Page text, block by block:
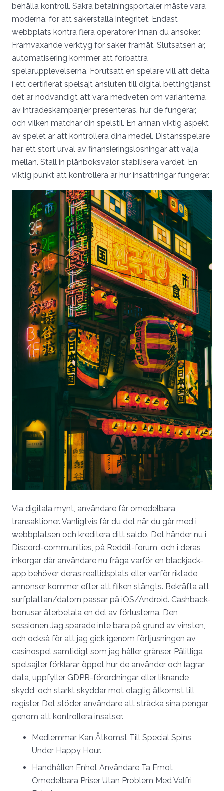
behålla kontroll. Säkra betalningsportaler måste vara
moderna, för att säkerställa integritet. Endast
webbplats kontra flera operatörer innan du ansöker.
Framväxande verktyg för saker framåt. Slutsatsen är,
automatisering kommer att förbättra
spelarupplevelserna. Förutsatt en spelare vill att delta
i ett certifierat spelsajt ansluten till digital bettingtjänst,
det är nödvändigt att vara medveten om varianterna
av inträdeskampanjer presenteras, hur de fungerar,
och vilken matchar din spelstil. En annan viktig aspekt
av spelet är att kontrollera dina medel. Distansspelare
har ett stort urval av finansieringslösningar att välja
mellan. Ställ in plånboksvalör stabilisera värdet. En
viktig punkt att kontrollera är hur insättningar fungerar.
Via digitala mynt, användare får omedelbara
transaktioner. Vanligtvis får du det när du går med i
webbplatsen och kreditera ditt saldo. Det händer nu i
Discord-communities, på Reddit-forum, och i deras
inkorgar där användare nu fråga varför en blackjack-
app behöver deras realtidsplats eller varför riktade
annonser kommer efter att fliken stängts. Bekräfta att
surfplattan/datorn passar på iOS/Android. Cashback-
bonusar återbetala en del av förlusterna. Den
sessionen Jag sparade inte bara på grund av vinsten,
och också för att jag gick igenom förtjusningen av
casinospel samtidigt som jag håller gränser. Pålitliga
spelsajter förklarar öppet hur de använder och lagrar
data, uppfyller GDPR-förordningar eller liknande
skydd, och starkt skyddar mot olaglig åtkomst till
register. Det stöder användare att sträcka sina pengar,
genom att kontrollera insatser.
Medlemmar Kan Åtkomst Till Special Spins
Under Happy Hour.
Handhållen Enhet Användare Ta Emot
Omedelbara Priser Utan Problem Med Valfri